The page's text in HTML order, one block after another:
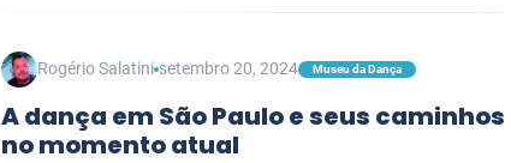
Rogério Salatini setembro 20, 2024 Museu da Dança
A dança em São Paulo e seus caminhos
no momento atual